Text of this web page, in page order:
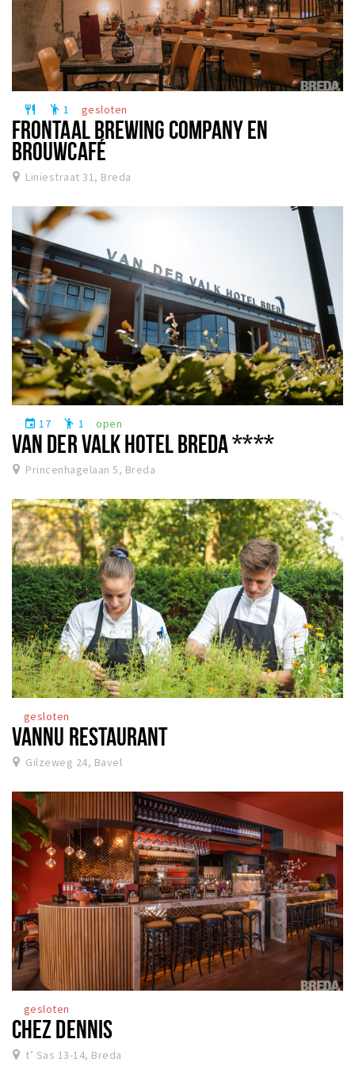
restaurant emoji_people 1 gesloten
FRONTAAL BREWING COMPANY EN
BROUWCAFÉ
Liniestraat 31, Breda
event 17 emoji_people 1 open
VAN DER VALK HOTEL BREDA ****
Princenhagelaan 5, Breda
gesloten
VANNU RESTAURANT
Gilzeweg 24, Bavel
gesloten
CHEZ DENNIS
t’ Sas 13-14, Breda